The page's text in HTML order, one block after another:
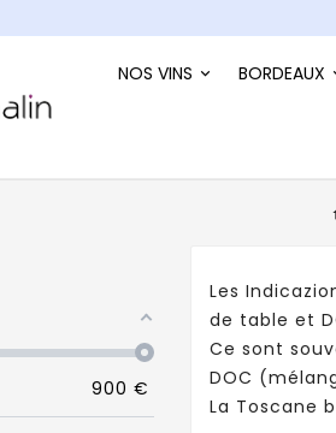
NOS VINS BORDEAUX
900 €
Les
de table et
Ce sont
DOC
La Toscane